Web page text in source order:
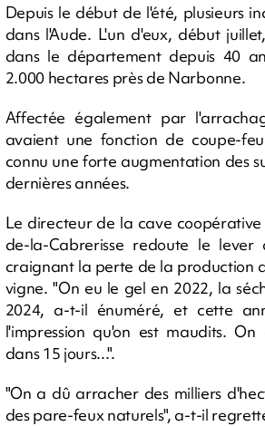
Depuis le début de l'été, plusieurs
dans l'Aude. L'un d'eux, début
dans le département depuis 40
2.000 hectares près de Narbonne.
Affectée également par
avaient une fonction de coupe-
connu une forte augmentation des
dernières années.
Le directeur de la cave
de-la-Cabrerisse redoute le
craignant la perte de la production
vigne. "On eu le gel en 2022, la
2024, a-t-il énuméré, et cette
l'impression qu'on est maudits.
dans 15 jours...".
"On a dû arracher des milliers
des pare-feux naturels", a-t-il